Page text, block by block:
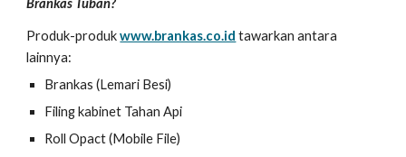
Brankas Tuban?
Produk-produkwww.brankas.co.id tawarkan antara
lainnya:
Brankas (Lemari Besi)
Filing kabinet Tahan Api
Roll Opact (Mobile File)